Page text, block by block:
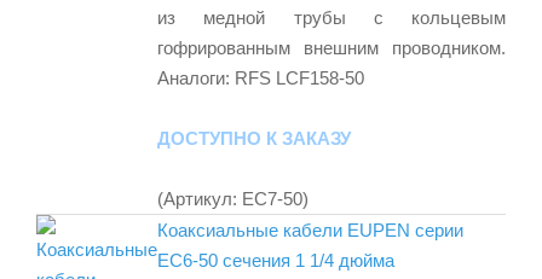
из медной трубы с кольцевым
гофрированным внешним проводником.
Аналоги: RFS LCF158-50
ДОСТУПНО К ЗАКАЗУ
(Артикул: EC7-50)
Коаксиальные кабели EUPEN серии
EC6-50 сечения 1 1/4 дюйма